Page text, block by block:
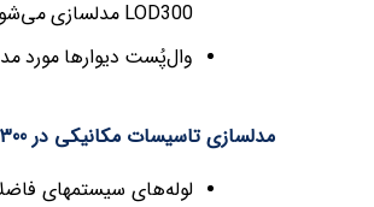
LOD300 مدلسازی می‌شوند.
وال‌پُست دیوارها مورد
مدلسازی تاسیسات مکانیکی در LOD 300
لوله‌های سیستمهای